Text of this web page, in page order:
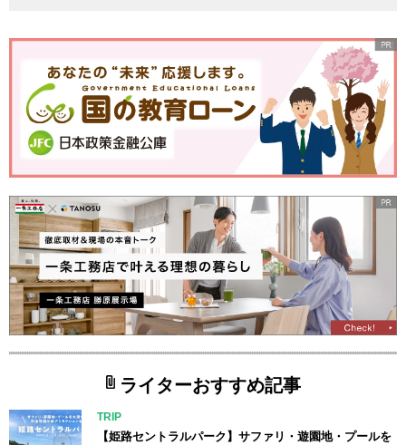
ライターおすすめ記事
TRIP
【姫路セントラルパーク】サファリ・遊園地・プールを